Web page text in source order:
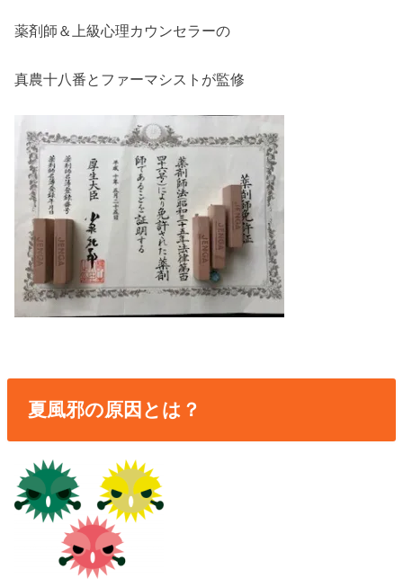
薬剤師＆上級心理カウンセラーの
真農十八番とファーマシストが監修
夏風邪の原因とは？